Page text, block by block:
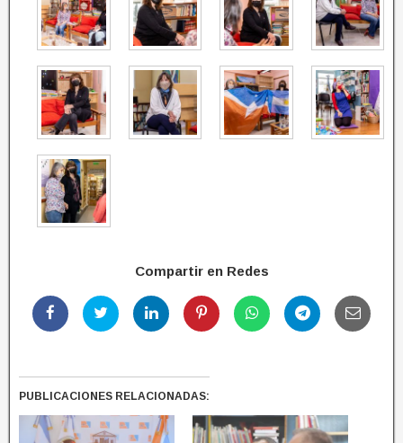
Compartir en Redes
PUBLICACIONES RELACIONADAS: